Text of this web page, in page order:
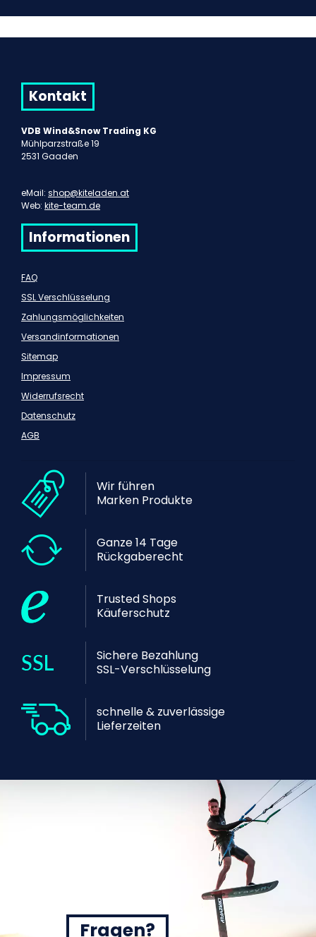
Kontakt
VDB Wind&Snow Trading KG
Mühlparzstraße 19
2531 Gaaden
eMail: shop@kiteladen.at
Web: kite-team.de
Informationen
FAQ
SSL Verschlüsselung
Zahlungsmöglichkeiten
Versandinformationen
Sitemap
Impressum
Widerrufsrecht
Datenschutz
AGB
Wir führen
Marken Produkte
Ganze 14 Tage
Rückgaberecht
Trusted Shops
Käuferschutz
Sichere Bezahlung
SSL-Verschlüsselung
schnelle & zuverlässige
Lieferzeiten
Fragen?